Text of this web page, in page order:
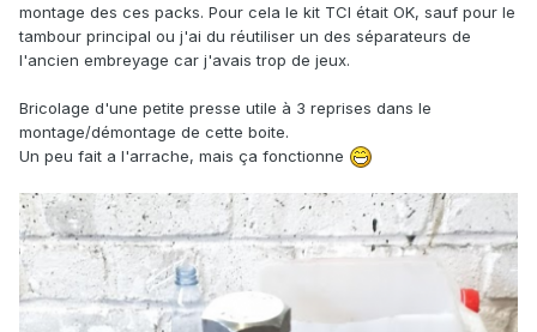
montage des ces packs. Pour cela le kit TCI était OK, sauf pour le
tambour principal ou j'ai du réutiliser un des séparateurs de
l'ancien embreyage car j'avais trop de jeux.
Bricolage d'une petite presse utile à 3 reprises dans le
montage/démontage de cette boite.
Un peu fait a l'arrache, mais ça fonctionne